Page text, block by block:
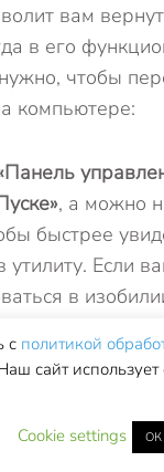
вам
в его
чтобы
компьютере:
, а можно
быстрее
утилиту. Если
в
искать
«Мелкие
– найти
с политикой
сайт
Cookie settings ОК